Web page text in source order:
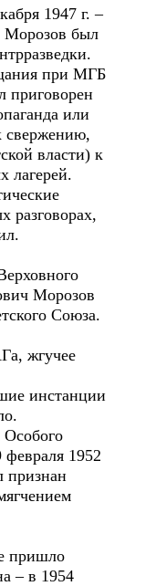
1947 г. –
Морозов был
при МГБ
приговорен
или
свержению,
власти) к
лагерей.
разговорах,
Морозов
Союза.
жгучее
инстанции
Особого
1952
признан
пришло
– в 1954